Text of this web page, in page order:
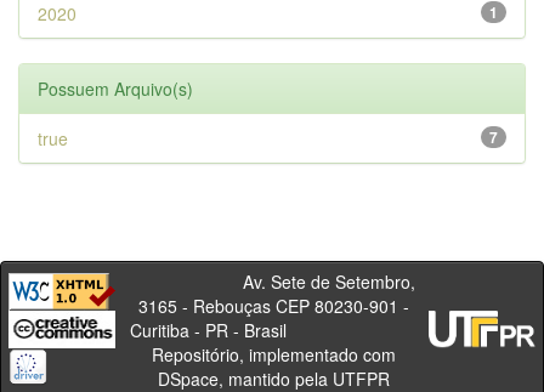
1
2020
Possuem Arquivo(s)
7
true
Av. Sete de Setembro,
3165 - Rebouças CEP 80230-901 -
Curitiba - PR - Brasil
Repositório, implementado com
DSpace, mantido pela UTFPR